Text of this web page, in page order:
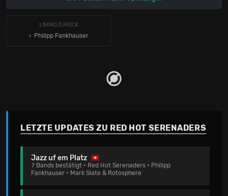
1 BAND ZURÜCK
‹ Philipp Fankhauser
LETZTE UPDATES ZU RED HOT SERENADERS
Jazz uf em Platz
7 Bands bestätigt • Red Hot Serenaders • Philipp
Fankhauser • Mark Slate & Rotosphere